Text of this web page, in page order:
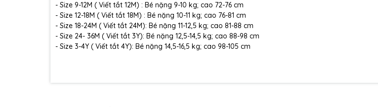
- Size 9-12M ( Viết tắt 12M) : Bé nặng 9-10 kg; cao 72-76 cm
- Size 12-18M ( Viết tắt 18M) : Bé nặng 10-11 kg; cao 76-81 cm
- Size 18-24M ( Viết tắt 24M): Bé nặng 11-12,5 kg; cao 81-88 cm
- Size 24- 36M ( Viết tắt 3Y): Bé nặng 12,5-14,5 kg; cao 88-98 cm
- Size 3-4Y ( Viết tắt 4Y): Bé nặng 14,5-16,5 kg; cao 98-105 cm